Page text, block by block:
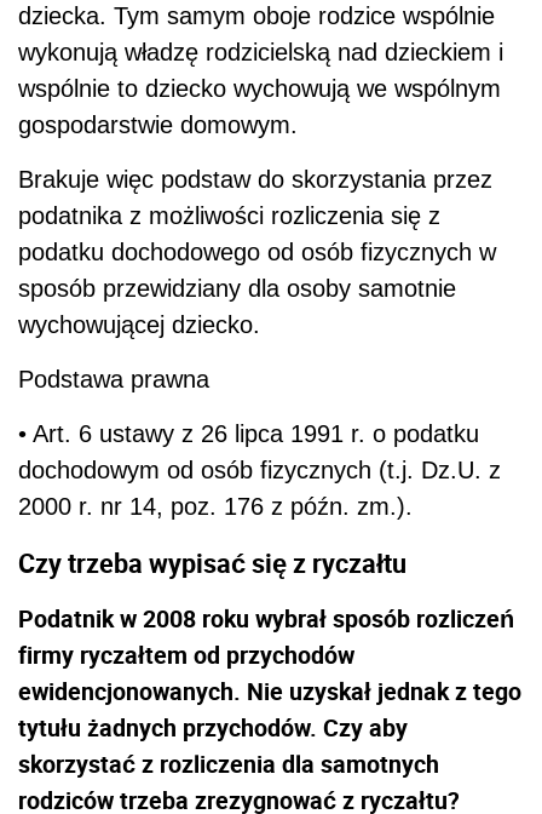
dziecka. Tym samym oboje rodzice wspólnie
wykonują władzę rodzicielską nad dzieckiem i
wspólnie to dziecko wychowują we wspólnym
gospodarstwie domowym.
Brakuje więc podstaw do skorzystania przez
podatnika z możliwości rozliczenia się z
podatku dochodowego od osób fizycznych w
sposób przewidziany dla osoby samotnie
wychowującej dziecko.
Podstawa prawna
• Art. 6 ustawy z 26 lipca 1991 r. o podatku
dochodowym od osób fizycznych (t.j. Dz.U. z
2000 r. nr 14, poz. 176 z późn. zm.).
Czy trzeba wypisać się z ryczałtu
Podatnik w 2008 roku wybrał sposób rozliczeń
firmy ryczałtem od przychodów
ewidencjonowanych. Nie uzyskał jednak z tego
tytułu żadnych przychodów. Czy aby
skorzystać z rozliczenia dla samotnych
rodziców trzeba zrezygnować z ryczałtu?